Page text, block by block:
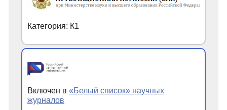
Категория: К1
Включен в «Белый список» научных
журналов